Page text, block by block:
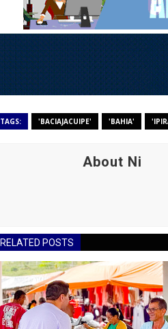
TAGS: 'BACIAJACUIPE' 'BAHIA'
About Ni
RELATED POSTS